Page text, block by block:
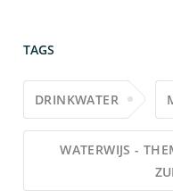
TAGS
DRINKWATER
WATERWIJS -